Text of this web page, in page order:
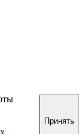
Принять